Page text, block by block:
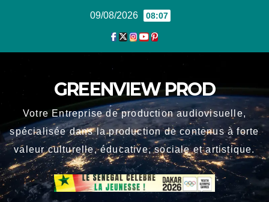
09/08/2026 08:07
GREENVIEW PROD
Votre Entreprise de production audiovisuelle,
spécialisée dans la production de contenus à forte
valeur culturelle, éducative, sociale et artistique.